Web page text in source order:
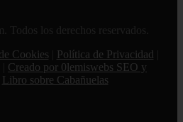
Todos los derechos reservados.
Cookies Política de Privacidad
Creado por 0lemiswebs SEO y
Libro sobre Cabañuelas